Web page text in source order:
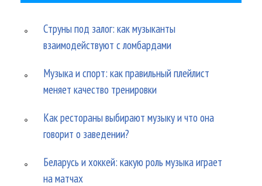
Струны под залог: как музыканты
взаимодействуют с ломбардами
Музыка и спорт: как правильный плейлист
меняет качество тренировки
Как рестораны выбирают музыку и что она
говорит о заведении?
Беларусь и хоккей: какую роль музыка играет
на матчах